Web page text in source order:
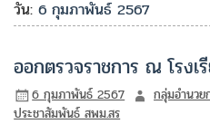
วัน:6 กุมภาพันธ์ 2567
ออกตรวจราชการ ณ โรงเ
6 กุมภาพันธ์ 2567 กลุ่มอำนวย
ประชาสัมพันธ์ สพม.สร